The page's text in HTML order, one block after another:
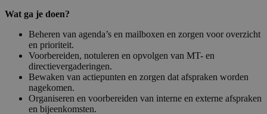
Wat ga je doen?
Beheren van agenda’s en mailboxen en zorgen voor overzicht
en prioriteit.
Voorbereiden, notuleren en opvolgen van MT- en
directievergaderingen.
Bewaken van actiepunten en zorgen dat afspraken worden
nagekomen.
Organiseren en voorbereiden van interne en externe afspraken
en bijeenkomsten.